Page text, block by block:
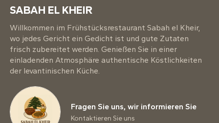
SABAH EL KHEIR
Willkommen im Frühstücksrestaurant Sabah el Kheir,
wo jedes Gericht ein Gedicht ist und gute Zutaten
frisch zubereitet werden. Genießen Sie in einer
einladenden Atmosphäre authentische Köstlichkeiten
der levantinischen Küche.
Fragen Sie uns, wir informieren Sie
Kontaktieren Sie uns